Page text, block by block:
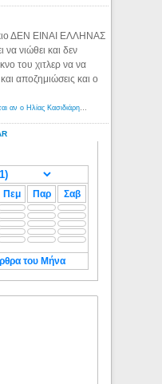
ΔΕΝ ΕΙΝΑΙ ΕΛΛΗΝΑΣ
νιώθει και δεν
του χιτλερ να να
αποζημιώσεις και ο
Αμερικανοί ρατσιστές αναρωτιούνται αν ο Ηλίας Κασιδιάρης ανήκει στη λευκή φυλή... - Λόγιος Ερμής
Πεμ Παρ Σαβ
του Μήνα